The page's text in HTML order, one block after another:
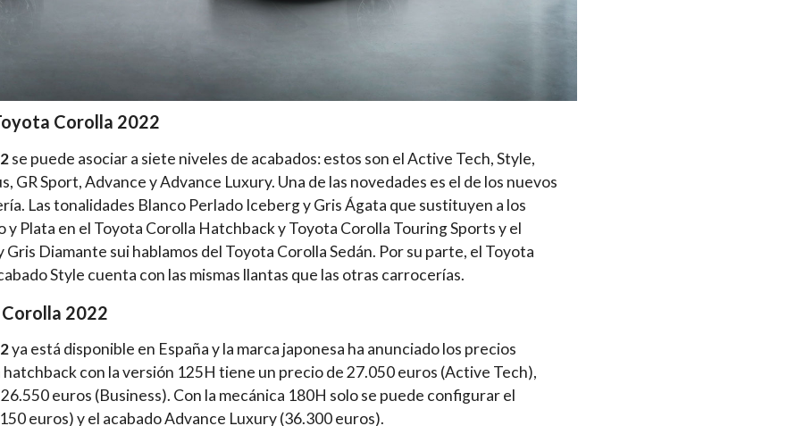
Corolla 2022
se puede asociar a siete niveles de acabados: estos son el Active Tech, Style,
GR Sport, Advance y Advance Luxury. Una de las novedades es el de los nuevos
Las tonalidades Blanco Perlado Iceberg y Gris Ágata que sustituyen a los
y Plata en el Toyota Corolla Hatchback y Toyota Corolla Touring Sports y el
Gris Diamante sui hablamos del Toyota Corolla Sedán. Por su parte, el Toyota
Style cuenta con las mismas llantas que las otras carrocerías.
2022
ya está disponible en España y la marca japonesa ha anunciado los precios
con la versión 125H tiene un precio de 27.050 euros (Active Tech),
euros (Business). Con la mecánica 180H solo se puede configurar el
euros) y el acabado Advance Luxury (36.300 euros).